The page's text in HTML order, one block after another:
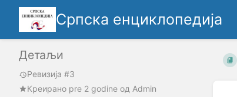
Српска енциклопедија
Детаљи
Ревизија #3
Креирано pre 2 godine oд Admin